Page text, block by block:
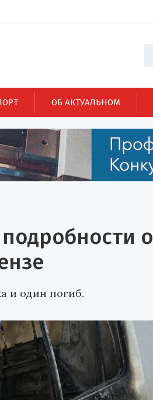
ОБ АКТУАЛЬНОМ
о
и один погиб.